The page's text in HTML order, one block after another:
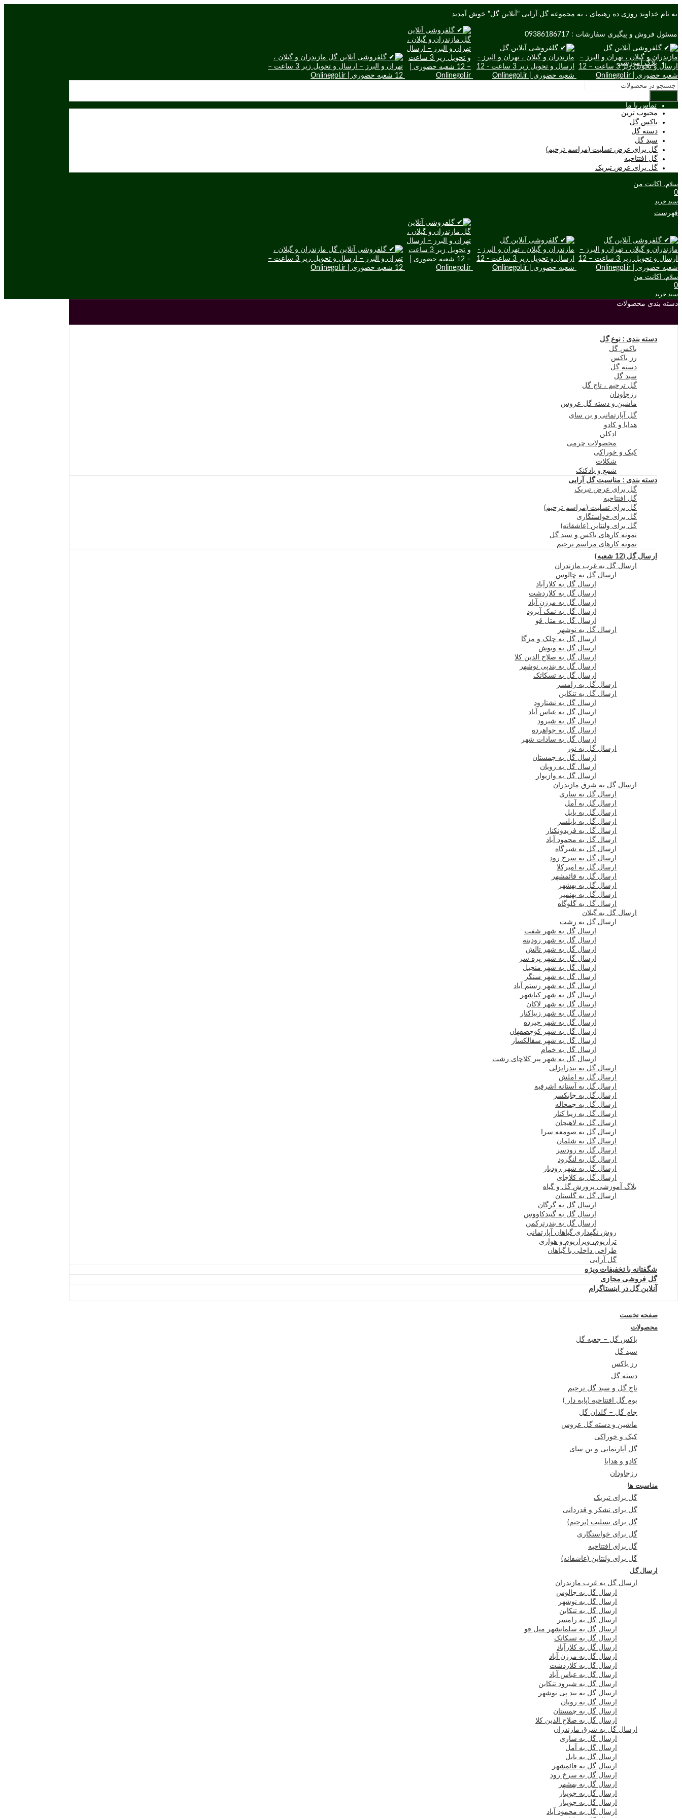
به نام خداوند روزی ده رهنمای ، به مجموعه گل آرایی "آنلاین گل" خوش آمدید
مسئول فروش و پیگیری سفارشات : 09386186717
بلاگ آموزشی
سوالات متداول
تماس با ما
محبوب ترین
باکس گل
دسته گل
سبد گل
گل برای عرض تسلیت (مراسم ترحیم)
گل افتتاحیه
گل برای عرض تبریک
سلام،
اکانت من
0
سبد خرید
فهرست
سلام،
اکانت من
0
سبد خرید
دسته بندی محصولات
دسته بندی : نوع گل
باکس گل
رز باکس
دسته گل
سبد گل
گل ترحیم ، تاج گل
رزجاودان
ماشین و دسته گل عروس
گل آپارتمانی و بن سای
هدایا و کادو
ادکلن
محصولات چرمی
کیک و خوراکی
شکلات
شمع و بادکنک
دسته بندی : مناسبت گل آرایی
گل برای عرض تبریک
گل افتتاحیه
گل برای تسلیت (مراسم ترحیم)
گل برای خواستگاری
گل برای ولنتاین (عاشقانه)
نمونه کارهای باکس و سبد گل
نمونه کارهای مراسم ترحیم
ارسال گل (12 شعبه)
ارسال گل به غرب مازندران
ارسال گل به چالوس
ارسال گل به کلارآباد
ارسال گل به کلاردشت
ارسال گل به مرزن آباد
ارسال گل به نمک آبرود
ارسال گل به متل قو
ارسال گل به نوشهر
ارسال گل به چلک و مزگا
ارسال گل به ونوش
ارسال گل به صلاح الدین کلا
ارسال گل به بندپی نوشهر
ارسال گل به تسکاتک
ارسال گل به رامسر
ارسال گل به تنکابن
ارسال گل به نشتارود
ارسال گل به عباس آباد
ارسال گل به شیرود
ارسال گل به جواهرده
ارسال گل به سادات شهر
ارسال گل به نور
ارسال گل به چمستان
ارسال گل به رویان
ارسال گل به وازیوار
ارسال گل به شرق مازندران
ارسال گل به ساری
ارسال گل به آمل
ارسال گل به بابل
ارسال گل به بابلسر
ارسال گل به فریدونکنار
ارسال گل به محمود آباد
ارسال گل به شیرگاه
ارسال گل به سرخ رود
ارسال گل به امیرکلا
ارسال گل به قائمشهر
ارسال گل به بهشهر
ارسال گل به بهنمیر
ارسال گل به گلوگاه
ارسال گل به گیلان
ارسال گل به رشت
ارسال گل به شهر شفت
ارسال گل به شهر رودبنه
ارسال گل به شهر تالش
ارسال گل به شهر پره سر
ارسال گل به شهر منجیل
ارسال گل به شهر سنگر
ارسال گل به شهر رستم آباد
ارسال گل به شهر کیاشهر
ارسال گل به شهر لاکان
ارسال گل به شهر زیباکنار
ارسال گل به شهر جیرده
ارسال گل به شهر کوچصفهان
ارسال گل به شهر سقالکسار
ارسال گل به خمام
ارسال گل به شهر پیر کلاچای رشت
ارسال گل به بندرانزلی
ارسال گل به املش
ارسال گل به آستانه اشرفیه
ارسال گل به چابکسر
ارسال گل به چمخاله
ارسال گل به زیبا کنار
ارسال گل به لاهیجان
ارسال گل به صومعه سرا
ارسال گل به شلمان
ارسال گل به رودسر
ارسال گل به لنگرود
ارسال گل به شهر رودبار
ارسال گل به کلاچای
بلاگ آموزشی پرورش گل و گیاه
ارسال گل به گلستان
ارسال گل به گرگان
ارسال گل به گنبدکاووس
ارسال گل به بندرترکمن
روش نگهداری گیاهان آپارتمانی
تراریوم، ویراریوم و هوازی
طراحی داخلی با گیاهان
گل آرایی
شگفتانه با تخفیفات ویژه
گل فروشی مجازی
آنلاین گل در اینستاگرام
صفحه نخست
محصولات
باکس گل – جعبه گل
سبد گل
رز باکس
دسته گل
تاج گل و سبد گل ترحیم
بوم گل افتتاحیه (پایه دار )
جام گل – گلدان گل
ماشین و دسته گل عروس
کیک و خوراکی
گل آپارتمانی و بن سای
کادو و هدایا
رزجاودان
مناسبت ها
گل برای تبریک
گل برای تشکر و قدردانی
گل برای تسلیت (ترحیم)
گل برای خواستگاری
گل برای افتتاحیه
گل برای ولنتاین (عاشقانه)
ارسال گل
ارسال گل به غرب مازندران
ارسال گل به چالوس
ارسال گل به نوشهر
ارسال گل به تنکابن
ارسال گل به رامسر
ارسال گل به سلمانشهر متل قو
ارسال گل به تسکاتک
ارسال گل به کلارآباد
ارسال گل به مرزن آباد
ارسال گل به کلاردشت
ارسال گل به عباس آباد
ارسال گل به شیرود تنکابن
ارسال گل به بند پی نوشهر
ارسال گل به رویان
ارسال گل به چمستان
ارسال گل به صلاح الدین کلا
ارسال گل به شرق مازندران
ارسال گل به ساری
ارسال گل به آمل
ارسال گل به بابل
ارسال گل به قائمشهر
ارسال گل به سرخ رود
ارسال گل به بهشهر
ارسال گل به جویبار
ارسال گل به جویبار
ارسال گل به محمود آباد